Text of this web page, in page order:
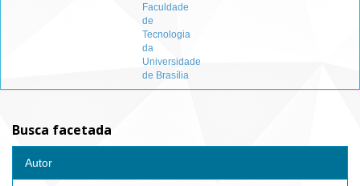
Faculdade
de
Tecnologia
da
Universidade
de Brasília
Busca facetada
Autor